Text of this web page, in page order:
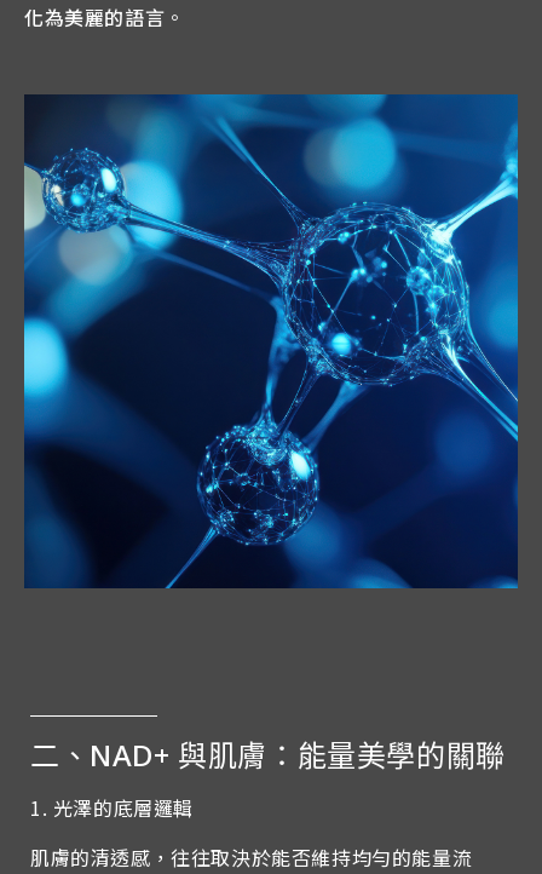
化為美麗的語言 。
二、NAD+ 與肌膚：能量美學的關聯
1. 光澤的底層邏輯
肌膚的清透感，往往取決於能否維持均勻的能量流